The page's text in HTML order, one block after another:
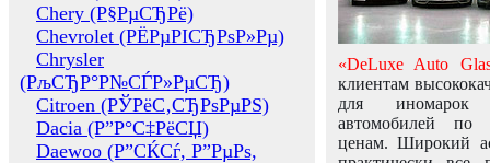
Chery (Р§РµСЂРё)
Chevrolet (РЁРµРІСЂРѕР»Рµ)
Chrysler
(РљСЂР°Р№СЃР»РµСЂ)
Citroen (РЎРёС‚СЂРѕРµРЅ)
Dacia (Р”Р°С‡РёСЏ)
Daewoo (Р”СЌСѓ, Р”РµРѕ,
«DeLuxe Auto
клиентам
для иномарок
автомобилей
ценам. Широкий